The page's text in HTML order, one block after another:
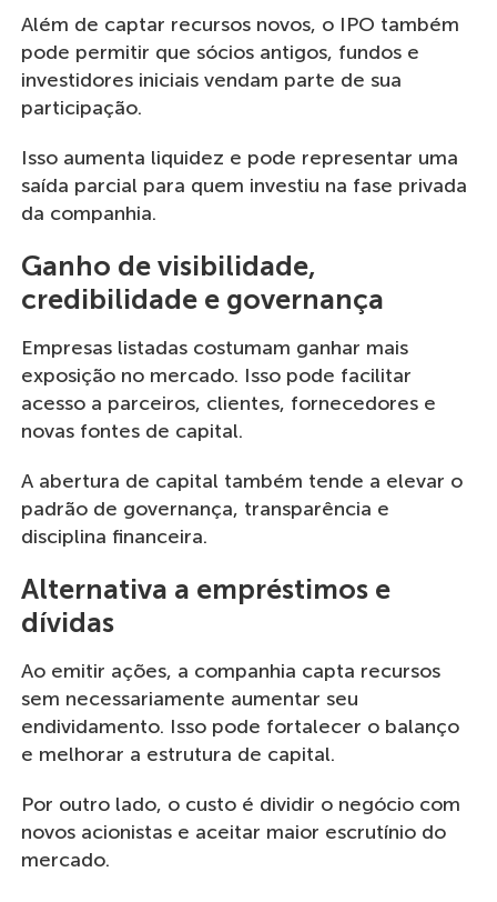
Além de captar recursos novos, o IPO também
pode permitir que sócios antigos, fundos e
investidores iniciais vendam parte de sua
participação.
Isso aumenta liquidez e pode representar uma
saída parcial para quem investiu na fase privada
da companhia.
Ganho de visibilidade,
credibilidade e governança
Empresas listadas costumam ganhar mais
exposição no mercado. Isso pode facilitar
acesso a parceiros, clientes, fornecedores e
novas fontes de capital.
A abertura de capital também tende a elevar o
padrão de governança, transparência e
disciplina financeira.
Alternativa a empréstimos e
dívidas
Ao emitir ações, a companhia capta recursos
sem necessariamente aumentar seu
endividamento. Isso pode fortalecer o balanço
e melhorar a estrutura de capital.
Por outro lado, o custo é dividir o negócio com
novos acionistas e aceitar maior escrutínio do
mercado.